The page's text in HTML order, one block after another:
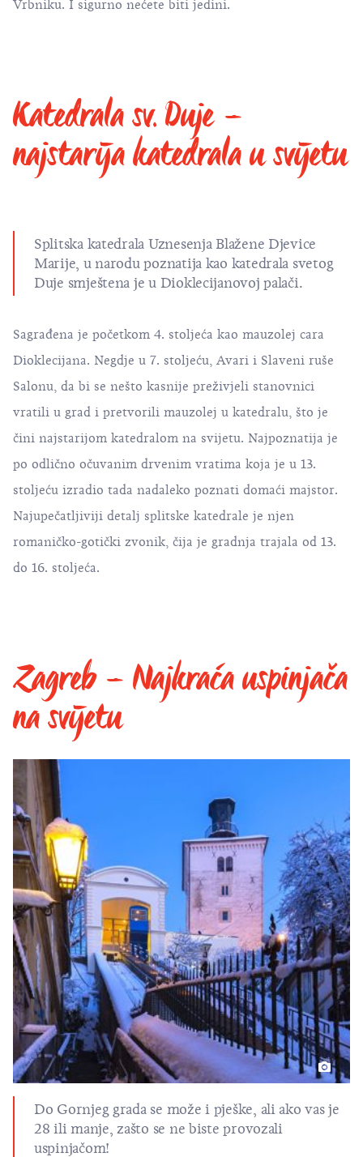
Vrbniku. I sigurno nećete biti jedini.
Katedrala sv. Duje –
najstarija katedrala u svijetu
Splitska katedrala Uznesenja Blažene Djevice
Marije, u narodu poznatija kao katedrala svetog
Duje smještena je u Dioklecijanovoj palači.
Sagrađena je početkom 4. stoljeća kao mauzolej cara
Dioklecijana. Negdje u 7. stoljeću, Avari i Slaveni ruše
Salonu, da bi se nešto kasnije preživjeli stanovnici
vratili u grad i pretvorili mauzolej u katedralu, što je
čini najstarijom katedralom na svijetu. Najpoznatija je
po odlično očuvanim drvenim vratima koja je u 13.
stoljeću izradio tada nadaleko poznati domaći majstor.
Najupečatljiviji detalj splitske katedrale je njen
romaničko-gotički zvonik, čija je gradnja trajala od 13.
do 16. stoljeća.
Zagreb – Najkraća uspinjača
na svijetu
Do Gornjeg grada se može i pješke, ali ako vas je
28 ili manje, zašto se ne biste provozali
uspinjačom!